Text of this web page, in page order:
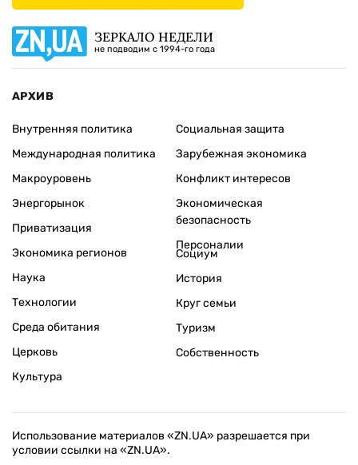
ЗЕРКАЛО НЕДЕЛИ
не подводим с 1994-го года
АРХИВ
Внутренняя политика
Международная политика
Макроуровень
Энергорынок
Приватизация
Экономика регионов
Социальная защита
Зарубежная экономика
Конфликт интересов
Экономическая
безопасность
Персоналии
Наука
Технологии
Среда обитания
Церковь
Культура
Социум
История
Круг семьи
Туризм
Собственность
Использование материалов «ZN.UA» разрешается при
условии ссылки на «ZN.UA».